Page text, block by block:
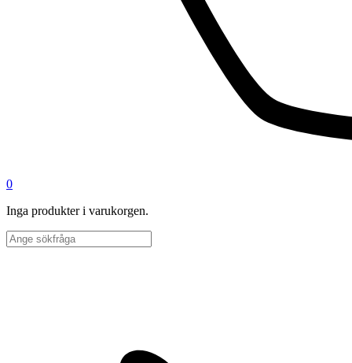
0
Inga produkter i varukorgen.